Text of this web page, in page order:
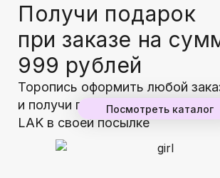
Получи подарок
при заказе на
999 рублей
Торопись оформить любой
и получи гарантированный
LAK в своей посылке
Посмотреть каталог